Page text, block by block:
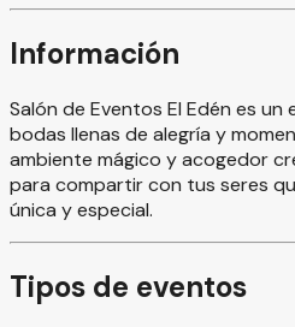
Información
Salón de Eventos El Edén es
bodas llenas de alegría y
ambiente mágico y acogedor
para compartir con tus seres
única y especial.
Tipos de eventos